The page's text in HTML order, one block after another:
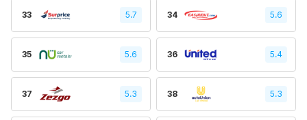
33 5.7 34 5.6
35 5.6 36 5.4
37 5.3 38 5.3